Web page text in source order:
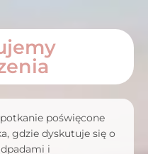
poświęcone
gdzie dyskutuje się o
i